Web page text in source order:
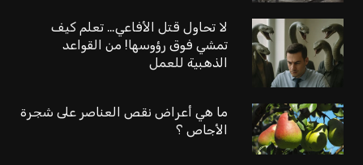
لا تحاول قتل الأفاعي… تعلم كيف
تمشي فوق رؤوسها! من القواعد
الذهبية للعمل
ما هي أعراض نقص العناصر على شجرة
الأجاص ؟